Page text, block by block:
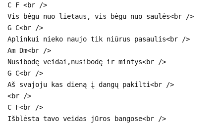
C F <br />
Vis bėgu nuo lietaus, vis bėgu nuo saulės<br />
G C<br />
Aplinkui nieko naujo tik niūrus pasaulis<br />
Am Dm<br />
Nusibodę veidai,nusibodę ir mintys<br />
G C<br />
Aš svajoju kas dieną į dangų pakilti<br />
<br />
C F<br />
Išblėsta tavo veidas jūros bangose<br />